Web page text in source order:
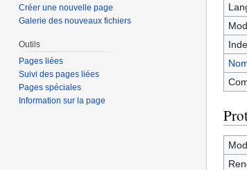
Créer une nouvelle page
Galerie des nouveaux fichiers
Outils
Pages liées
Suivi des pages liées
Pages spéciales
Information sur la page